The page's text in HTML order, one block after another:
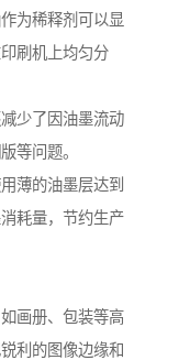
为稀释剂可以显
刷机上均匀分
少了因油墨流动
等问题。
薄的油墨层达到
耗量，节约生产
画册、包装等高
利的图像边缘和